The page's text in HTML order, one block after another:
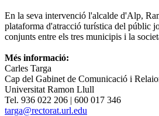
En la seva intervenció l'alcalde d'Alp,
plataforma d'atracció turística del públic
conjunts entre els tres municipis i la
Més informació:
Carles Targa
Cap del Gabinet de Comunicació i
Universitat Ramon Llull
Tel. 936 022 206 | 600 017 346
targa@rectorat.url.edu